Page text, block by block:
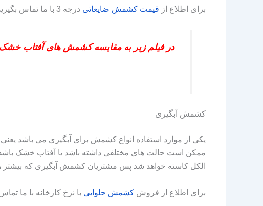
برای اطلاع از قیمت کشمش ضایعاتی درجه 3 با ما تماس بگیرید
در فیلم زیر به مقایسه کشمش های آفتاب خشک
کشمش آبگیری
یکی از موارد استفاده انواع کشمش برای آبگیری می‌ باشد
ممکن است حالت‌ های مختلفی داشته باشد یا آفتاب خشک
الکل کاسته خواهد شد پس مشتریان کشمش آبگیری که بیشتر
برای اطلاع از فروش کشمش حلوایی با نرخ کارخانه با ما